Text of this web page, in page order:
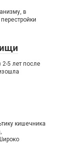
в
5 лет после
кишечника